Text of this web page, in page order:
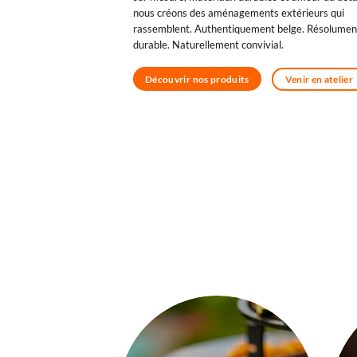
nous créons des aménagements extérieurs qui
rassemblent. Authentiquement belge.
durable. Naturellement convivial.
Découvrir nos produits Venir en atelier